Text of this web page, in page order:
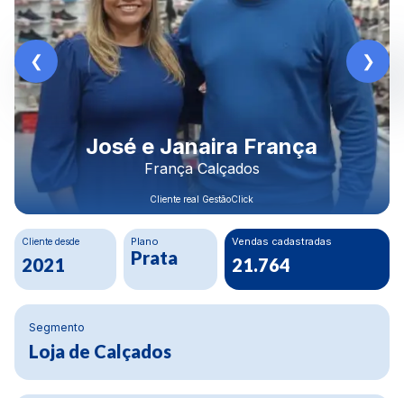
Rodrigo Morais
Construbeto Materiais LTDA
Cliente real GestãoClick
Cliente desde
2020
Plano
Ouro
Crescimento Financeiro
80%
Segmento
Materiais de construção